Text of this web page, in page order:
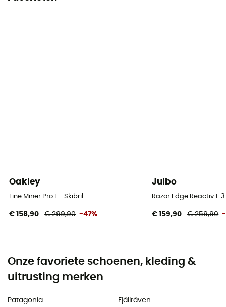
Oakley
Line Miner Pro L - Skibril
€ 158,90 € 299,90 -47%
Julbo
Razor Edge Reactiv 1-
€ 159,90 € 259,90 -
Onze favoriete schoenen, kleding &
uitrusting merken
Patagonia
Fjällräven